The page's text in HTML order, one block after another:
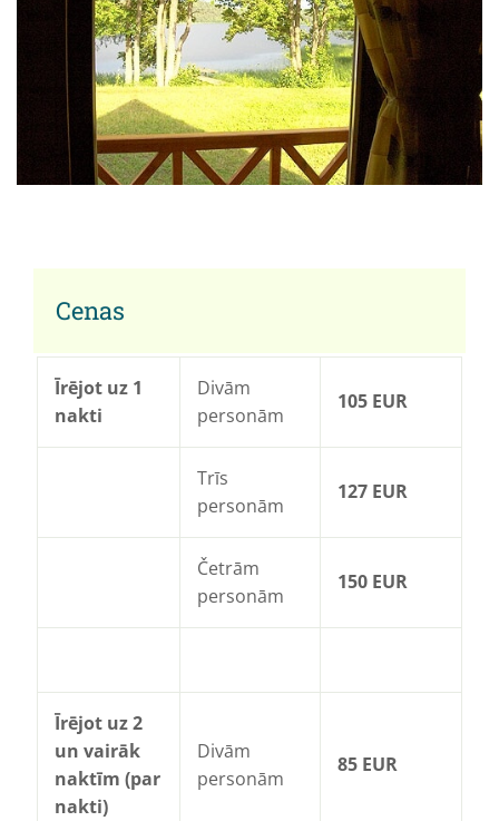
Cenas
Īrējot uz 1
nakti
Divām
personām
105 EUR
Trīs
personām
127 EUR
Četrām
personām
150 EUR
Īrējot uz 2
un vairāk
naktīm (par
nakti)
Divām
personām
85 EUR